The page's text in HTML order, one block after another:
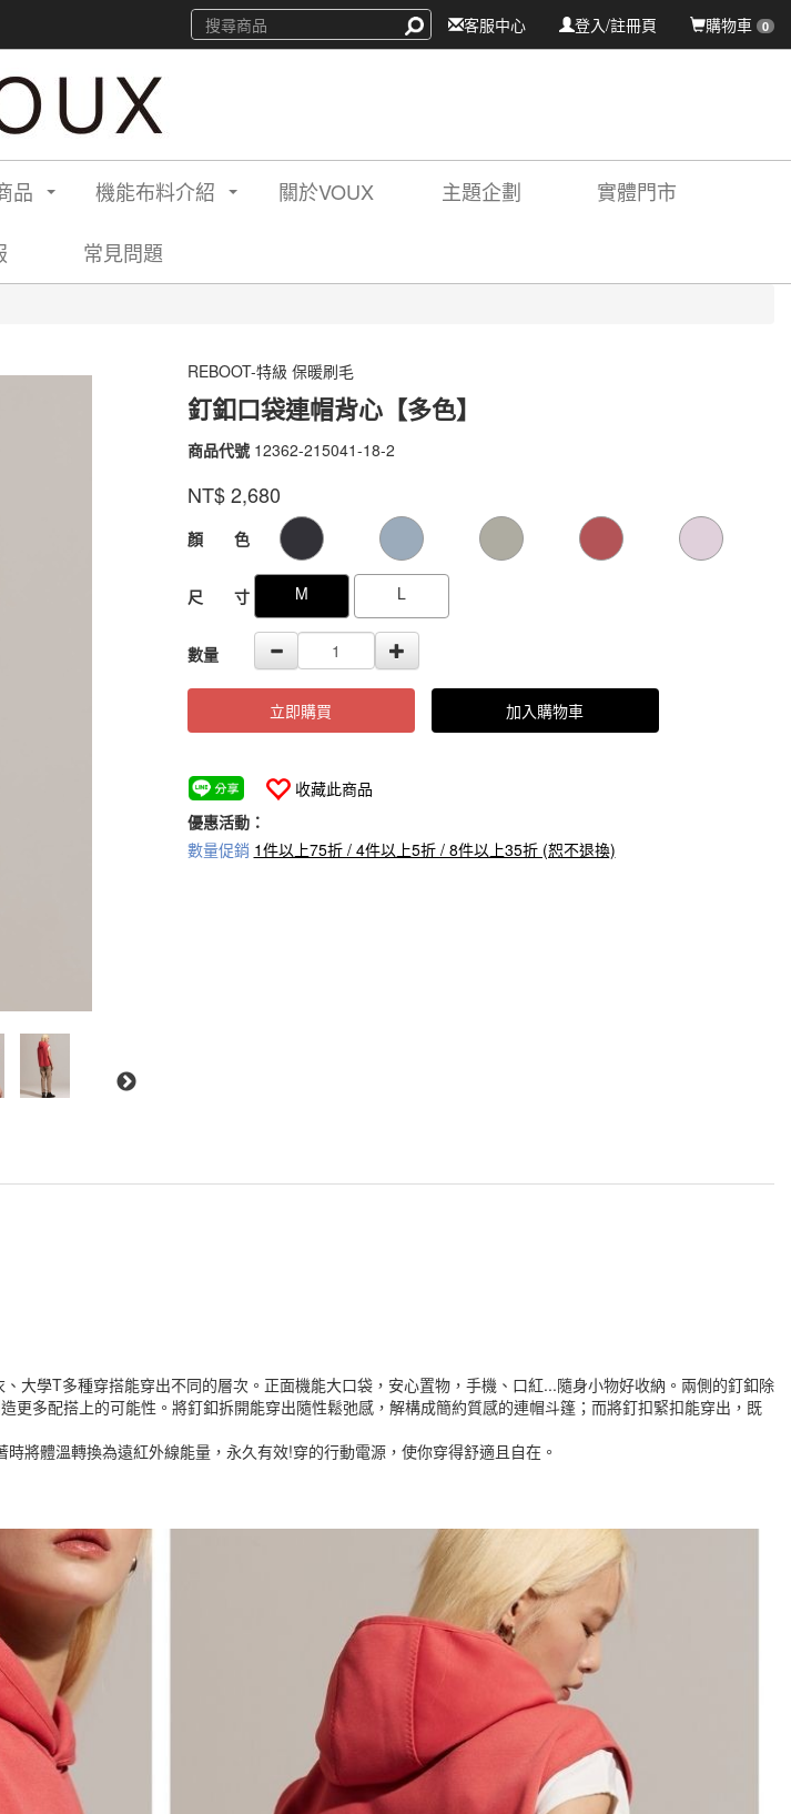
購物車 0
登入/註冊頁
客服中心
品 機能布料介紹 關於VOUX 主題企劃 實體門市
常見問題
REBOOT-特級 保暖刷毛
釘釦口袋連帽背心【多色】
商品代號 12362-215041-18-2
12362-
18-
品牌 VOUX
NT$2,680
GOODS000000000000000105081 GOODS000000000000000105080
顏 色
尺 寸 M L
數量
立即購買 加入購物車
收藏此商品
優惠活動：
數量促銷 1件以上75折 / 4件以上5折 / 8件以上35折 (恕不退換)
大學T多種穿搭能穿出不同的層次。正面機能大口袋，安心置物，手機、口紅...隨身小物好收納。兩側的釘釦除
更多配搭上的可能性。將釘釦拆開能穿出隨性鬆弛感，解構成簡約質感的連帽斗篷；而將釘扣緊扣能穿出，既
將體溫轉換為遠紅外線能量，永久有效!穿的行動電源，使你穿得舒適且自在。